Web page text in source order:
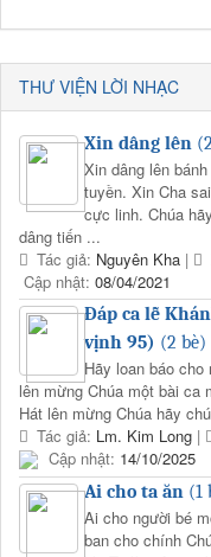
THƯ VIỆN LỜI NHẠC
Xin dâng lên
Xin dâng lên
tuyền. Xin Cha
cực linh. Chúa
dâng tiến ...
Tác giả: Nguyên Kha |
Cập nhật: 08/04/2021
Đáp ca lễ
vịnh 95) (2 bè)
Hãy loan báo
lên mừng Chúa một bài ca
Hát lên mừng Chúa hãy
Tác giả: Lm. Kim Long |
Cập nhật: 14/10/2025
Ai cho ta ăn (1
Ai cho người bé
ban cho chính